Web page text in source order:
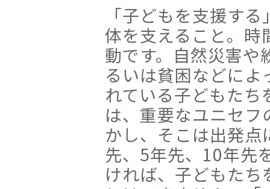
「子どもを支援す
体を支えること。
動です。自然災害や
るいは貧困などに
れている子どもた
は、重要なユニセフ
かし、そこは出発
先、5年先、10年先
ければ、子どもた